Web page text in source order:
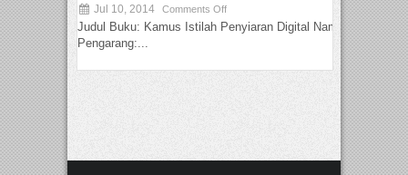
Jul 10, 2014 Comments Off
Judul Buku: Kamus Istilah Penyiaran Digital Nama
Pengarang:...